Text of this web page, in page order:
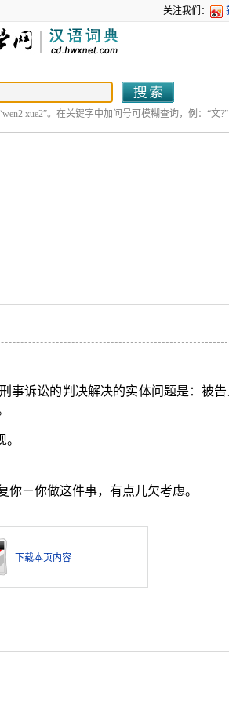
关注我们：
xue2”。在关键字中加问号可模糊查询，例：“文?”
事诉讼的判决解决的实体问题是：被告
ㄧ你做这件事，有点儿欠考虑。
下载本页内容